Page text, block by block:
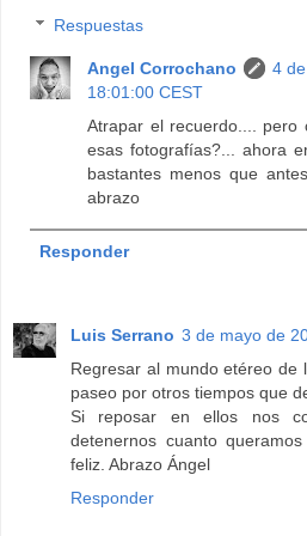
Respuestas
Angel Corrochano
4
18:01:00 CEST
Atrapar el recuerdo.... pero
esas fotografías?... ahora
bastantes menos que
abrazo
Responder
Luis Serrano 3 de mayo de
Regresar al mundo etéreo de
paseo por otros tiempos que
Si reposar en ellos nos
detenernos cuanto
feliz. Abrazo Ángel
Responder